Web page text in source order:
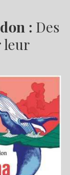
: Des
leur